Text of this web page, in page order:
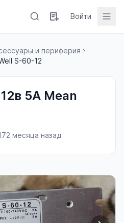
Войти
и периферия
S-60-12
5А Mean
2 месяца назад